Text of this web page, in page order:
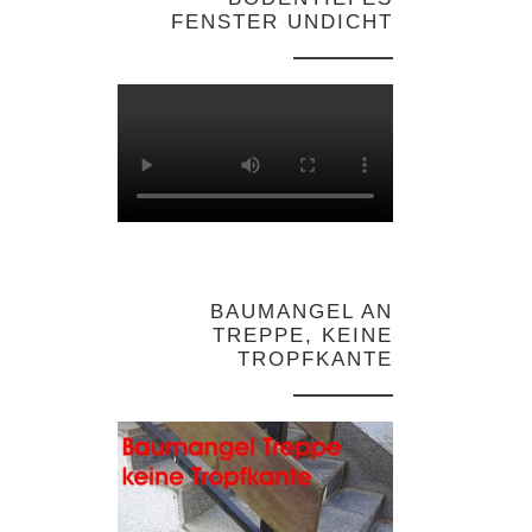
FENSTER UNDICHT
BAUMANGEL AN
TREPPE, KEINE
TROPFKANTE